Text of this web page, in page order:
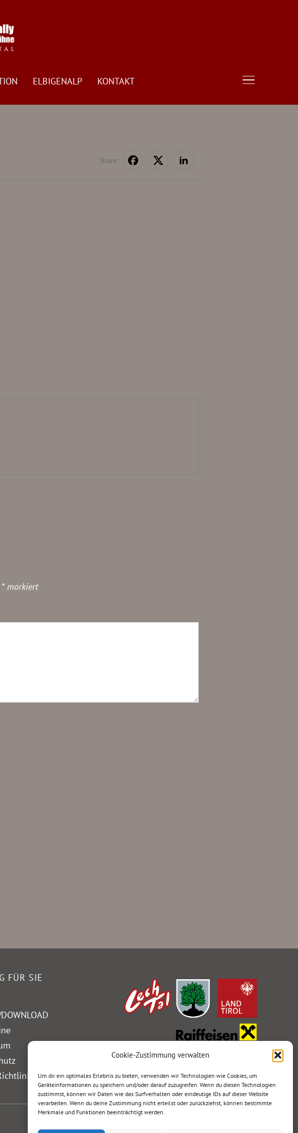
Cookie-Zustimmung verwalten
Um dir ein optimales Erlebnis zu bieten, verwenden wir Technologien wie Cookies, um
Geräteinformationen zu speichern und/oder darauf zuzugreifen. Wenn du diesen Technologien
zustimmst, können wir Daten wie das Surfverhalten oder eindeutige IDs auf dieser Website
verarbeiten. Wenn du deine Zustimmung nicht erteilst oder zurückziehst, können bestimmte
Merkmale und Funktionen beeinträchtigt werden.
TOGGLE
ELBIGENALP KONTAKT
Share:
* markiert
FÜR SIE
(EU)